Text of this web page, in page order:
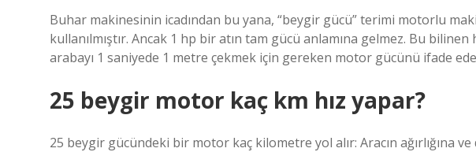
Buhar makinesinin icadından bu yana, “beygir gücü” terimi motorlu
kullanılmıştır. Ancak 1 hp bir atın tam gücü anlamına gelmez. Bu
arabayı 1 saniyede 1 metre çekmek için gereken motor gücünü ifade
25 beygir motor kaç km hız yapar?
25 beygir gücündeki bir motor kaç kilometre yol alır: Aracın ağırlığına